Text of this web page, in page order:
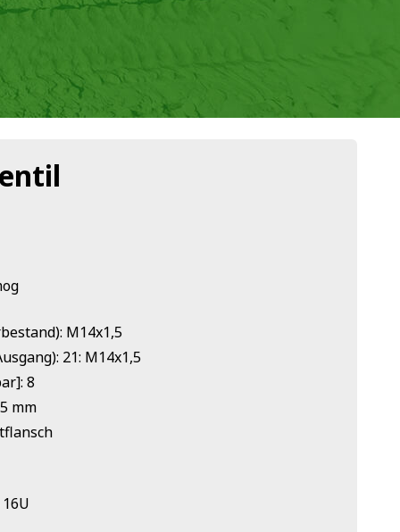
M14x1,5
21: M14x1,5
8
mm